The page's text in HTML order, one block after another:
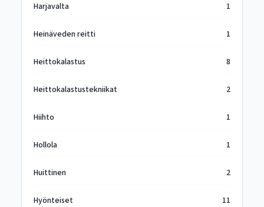
Harjavalta 1
Heinäveden reitti 1
Heittokalastus 8
Heittokalastustekniikat 2
Hiihto 1
Hollola 1
Huittinen 2
Hyönteiset 11